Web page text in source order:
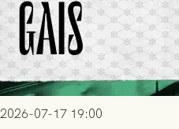
2026-07-17 19:00